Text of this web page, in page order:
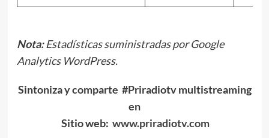
Nota:Estadísticas suministradas por Google
Analytics WordPress.
Sintoniza y comparte #Priradiotv multistreaming
en
Sitio web: www.priradiotv.com